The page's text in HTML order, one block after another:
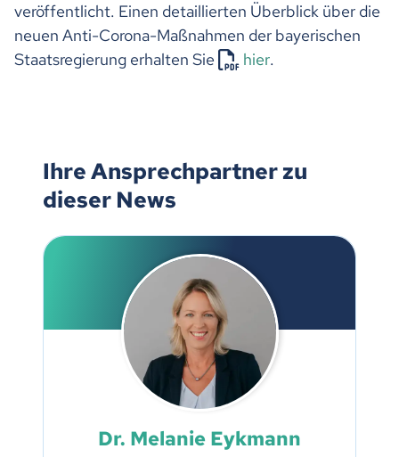
veröffentlicht. Einen detaillierten Überblick über die
neuen Anti-Corona-Maßnahmen der bayerischen
Staatsregierung erhalten Sie
hier.
Ihre Ansprechpartner zu
dieser News
Dr. Melanie Eykmann